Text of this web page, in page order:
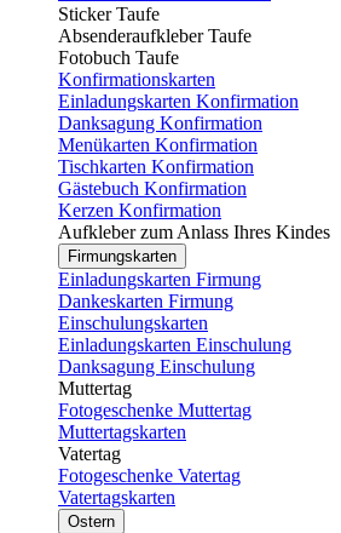
Sticker Taufe
Absenderaufkleber Taufe
Fotobuch Taufe
Konfirmationskarten
Einladungskarten Konfirmation
Danksagung Konfirmation
Menükarten Konfirmation
Tischkarten Konfirmation
Gästebuch Konfirmation
Kerzen Konfirmation
Aufkleber zum Anlass Ihres Kindes
Firmungskarten
Einladungskarten Firmung
Dankeskarten Firmung
Einschulungskarten
Einladungskarten Einschulung
Danksagung Einschulung
Muttertag
Fotogeschenke Muttertag
Muttertagskarten
Vatertag
Fotogeschenke Vatertag
Vatertagskarten
Ostern